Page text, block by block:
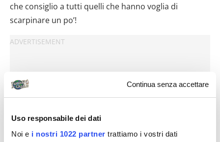
Continua senza accettare
Uso responsabile dei dati
Noi e i nostri 1022 partner trattiamo i vostri dati
che consiglio a tutti quelli che hanno voglia di
scarpinare un po’!